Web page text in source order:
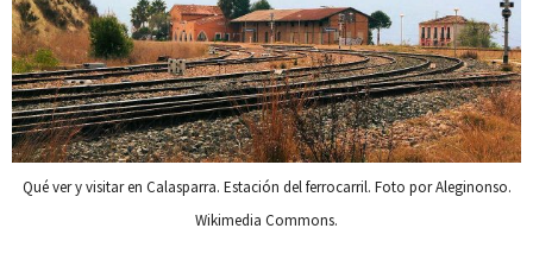
Qué ver y visitar en Calasparra. Estación del ferrocarril. Foto por Aleginonso.
Wikimedia Commons.